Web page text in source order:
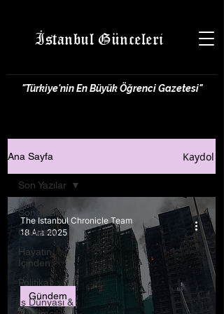
İstanbul Günceleri
"Türkiye'nin En Büyük Öğrenci Gazetesi"
Ana Sayfa Kaydol
Son Yazılar
Gündem
Hayatın
İçinden
Politika
İş Dünyası &
Son Yazılar
Gündem
The Istanbul Chronicle Team
18 Ara 2025